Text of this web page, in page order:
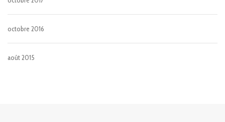
octobre 2016
août 2015